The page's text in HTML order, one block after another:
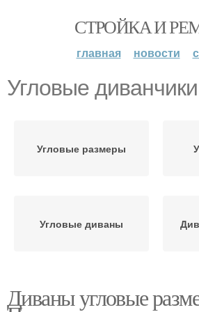
СТРОЙКА И
главная новости
Угловые диванчики
Угловые размеры
Угловые диваны
Угловые модели
Диваны угловые